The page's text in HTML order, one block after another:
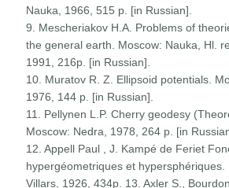
Nauka, 1966, 515 p. [in Russian].
9. Mescheriakov H.A. Problems of
the general earth. Moscow: Nauka, Hl.
1991, 216p. [in Russian].
10. Muratov R. Z. Ellipsoid potentials.
1976, 144 p. [in Russian].
11. Pellynen L.P. Cherry geodesy
Moscow: Nedra, 1978, 264 p. [in
12. Appell Paul , J. Kampé de Feriet
hypergéometriques et hypersphériques.
Villars, 1926, 434p. 13. Axler S.,